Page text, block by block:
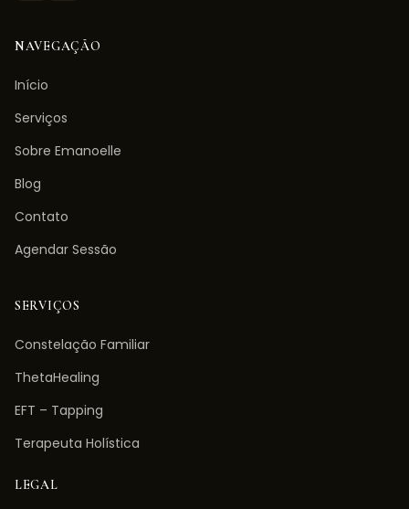
NAVEGAÇÃO
Início
Serviços
Sobre Emanoelle
Blog
Contato
Agendar Sessão
SERVIÇOS
Constelação Familiar
ThetaHealing
EFT – Tapping
Terapeuta Holística
LEGAL